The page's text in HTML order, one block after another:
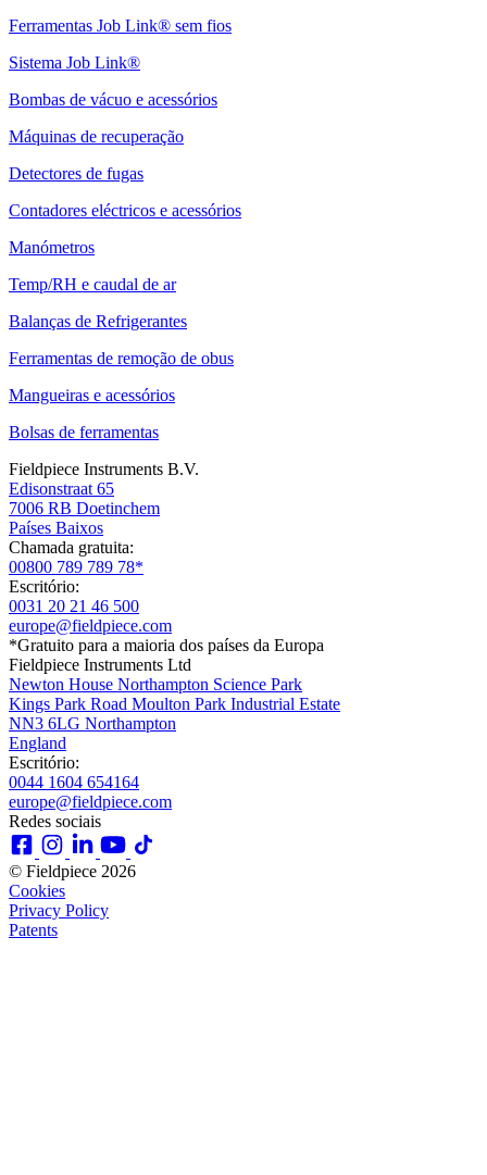
Ferramentas Job Link® sem fios
Sistema Job Link®
Bombas de vácuo e acessórios
Máquinas de recuperação
Detectores de fugas
Contadores eléctricos e acessórios
Manómetros
Temp/RH e caudal de ar
Balanças de Refrigerantes
Ferramentas de remoção de obus
Mangueiras e acessórios
Bolsas de ferramentas
Fieldpiece Instruments B.V.
Edisonstraat 65
7006 RB Doetinchem
Países Baixos
Chamada gratuita:
00800 789 789 78*
Escritório:
0031 20 21 46 500
europe@fieldpiece.com
*Gratuito para a maioria dos países da Europa
Fieldpiece Instruments Ltd
Newton House Northampton Science Park
Kings Park Road Moulton Park Industrial Estate
NN3 6LG Northampton
England
Escritório:
0044 1604 654164
europe@fieldpiece.com
Redes sociais
© Fieldpiece 2026
Cookies
Privacy Policy
Patents